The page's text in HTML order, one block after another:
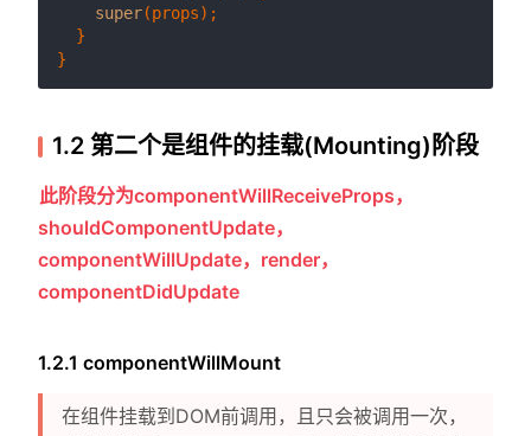
super(props);
  }
1.2 第二个是组件的挂载(Mounting)阶段
此阶段分为componentWillReceiveProps，
shouldComponentUpdate，
componentWillUpdate，render，
componentDidUpdate
1.2.1 componentWillMount
在组件挂载到DOM前调用，且只会被调用一次，